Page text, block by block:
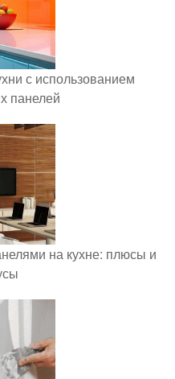
с использованием
панелей
на кухне: плюсы и